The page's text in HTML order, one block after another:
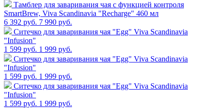
Тамблер для заваривания чая с функцией контроля
SmartBrew, Viva Scandinavia "Recharge" 460 мл
6 392 руб. 7 990 руб.
Cитечко для заваривания чая "Egg" Viva Scandinavia
"Infusion"
1 599 руб. 1 999 руб.
Cитечко для заваривания чая "Egg" Viva Scandinavia
"Infusion"
1 599 руб. 1 999 руб.
Cитечко для заваривания чая "Egg" Viva Scandinavia
"Infusion"
1 599 руб. 1 999 руб.